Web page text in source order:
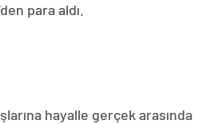
para aldı.
hayalle gerçek arasında